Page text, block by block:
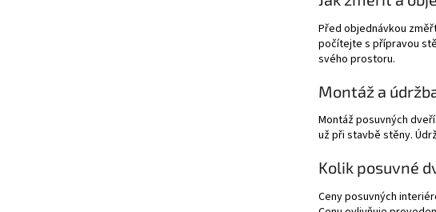
Před objednávkou
počítejte s přípravou
svého prostoru.
Montáž a
Montáž posuvných
už při stavbě stěny.
Kolik posuvné
Ceny posuvných